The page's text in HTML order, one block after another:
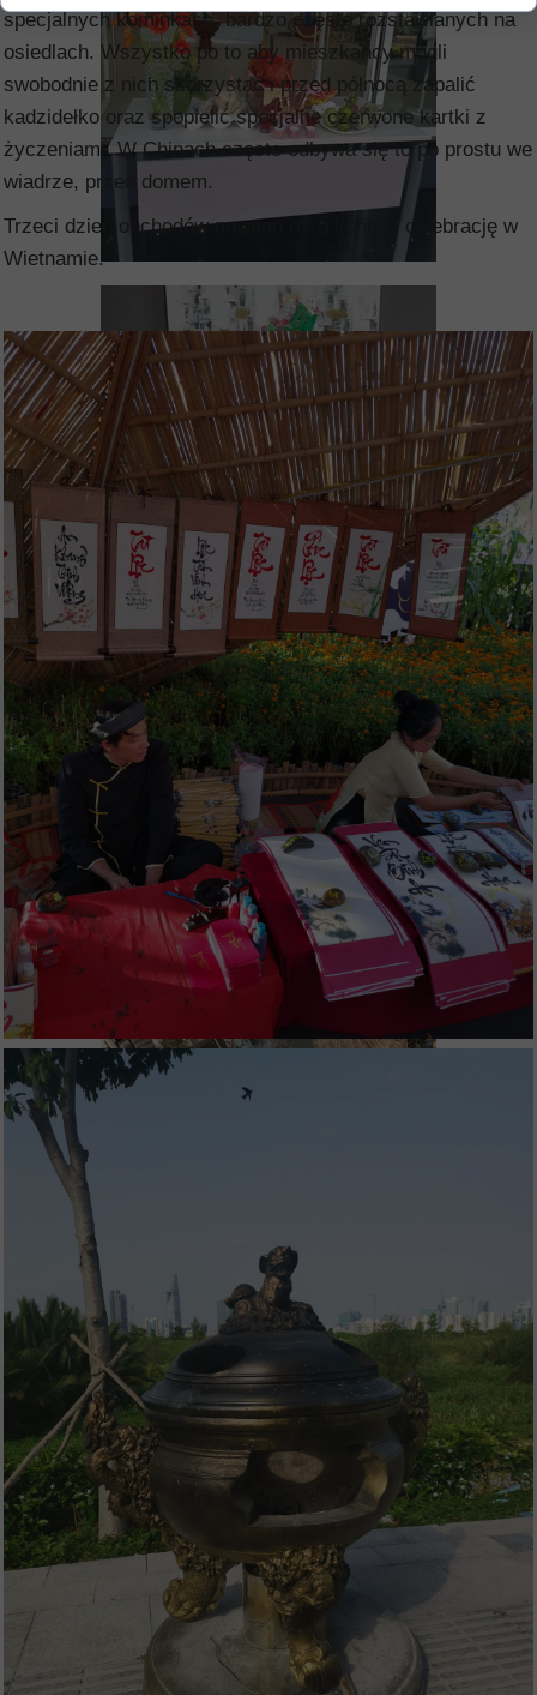
specjalnych kominkach, bardzo często rozstawianych na
osiedlach. Wszystko po to aby mieszkańcy mogli
swobodnie z nich skorzystać i przed północą zapalić
kadzidełko oraz spopielić specjalne czerwone kartki z
życzeniami. W Chinach często odbywa się to po prostu we
wiadrze, przed domem.
Trzeci dzień obchodów nowego roku kończy celebrację w
Wietnamie.
Zobacz także